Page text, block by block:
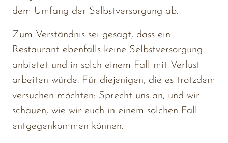
dem Umfang der Selbstversorgung ab.
Zum Verständnis sei gesagt, dass
Restaurant ebenfalls keine
anbietet und in solch einem Fall mit
arbeiten würde. Für diejenigen, die es
versuchen möchten: Sprecht uns an, und
schauen, wie wir euch in einem solchen
entgegenkommen können.